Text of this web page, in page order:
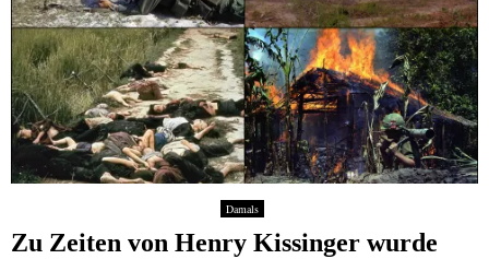
Damals
Zu Zeiten von Henry Kissinger wurde